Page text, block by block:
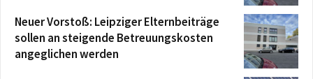
Neuer Vorstoß: Leipziger Elternbeiträge
sollen an steigende Betreuungskosten
angeglichen werden